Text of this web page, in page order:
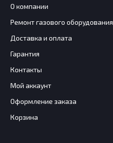
О компании
Ремонт газового оборудования
Доставка и оплата
Гарантия
Контакты
Мой аккаунт
Оформление заказа
Корзина